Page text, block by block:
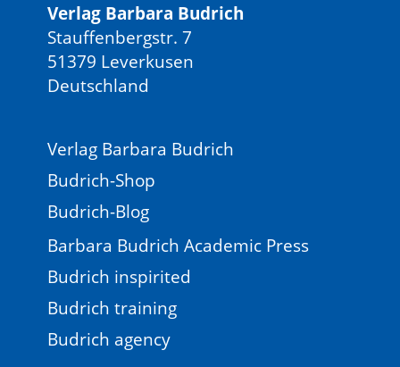
Verlag Barbara Budrich
Stauffenbergstr. 7
51379 Leverkusen
Deutschland
Verlag Barbara Budrich
Budrich-Shop
Budrich-Blog
Barbara Budrich Academic Press
Budrich inspirited
Budrich training
Budrich agency